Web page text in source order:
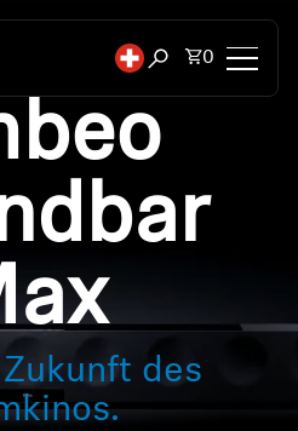
Suchfenster
0
des